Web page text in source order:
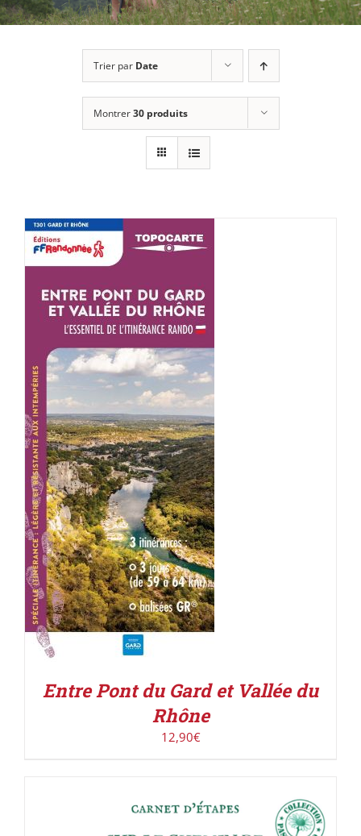
Trier par Date
Montrer30 produits
ACHETER LE PRODUIT
/
DÉTAILS
Entre Pont du Gard et Vallée du
Rhône
12,90€